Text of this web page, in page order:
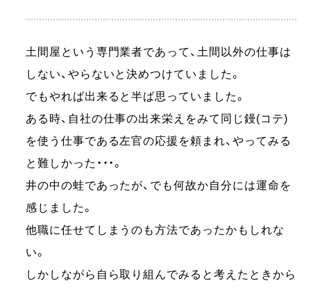
土間屋という専門業者であって、土間以外の仕事は
しない、やらないと決めつけていました。
でもやれば出来ると半ば思っていました。
ある時、自社の仕事の出来栄えをみて同じ鏝(コテ)
を使う仕事である左官の応援を頼まれ、やってみる
と難しかった・・・。
井の中の蛙であったが、でも何故か自分には運命を
感じました。
他職に任せてしまうのも方法であったかもしれな
い。
しかしながら自ら取り組んでみると考えたときから